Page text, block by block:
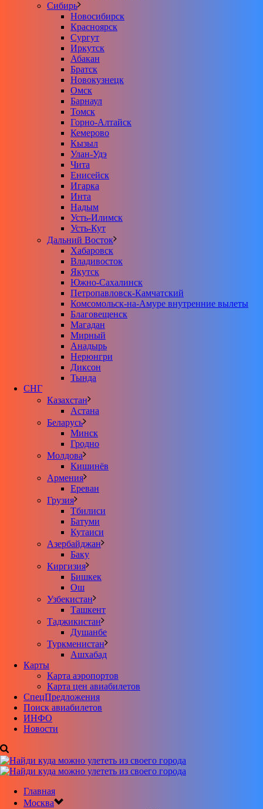
Сибирь
Новосибирск
Красноярск
Сургут
Иркутск
Абакан
Братск
Новокузнецк
Омск
Барнаул
Томск
Горно-Алтайск
Кемерово
Кызыл
Улан-Удэ
Чита
Енисейск
Игарка
Инта
Надым
Усть-Илимск
Усть-Кут
Дальний Восток
Хабаровск
Владивосток
Якутск
Южно-Сахалинск
Петропавловск-Камчатский
Комсомольск-на-Амуре внутренние вылеты
Благовещенск
Магадан
Мирный
Анадырь
Нерюнгри
Диксон
Тында
СНГ
Казахстан
Астана
Беларусь
Минск
Гродно
Молдова
Кишинёв
Армения
Ереван
Грузия
Тбилиси
Батуми
Кутаиси
Азербайджан
Баку
Киргизия
Бишкек
Ош
Узбекистан
Ташкент
Таджикистан
Душанбе
Туркменистан
Ашхабад
Карты
Карта аэропортов
Карта цен авиабилетов
CпецПредложения
Поиск авиабилетов
ИНФО
Новости
Главная
Москва